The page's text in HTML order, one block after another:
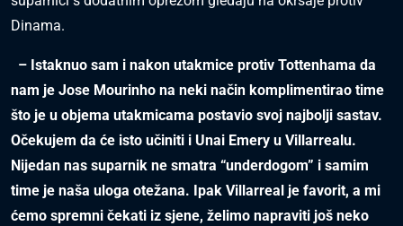
Dinama.
– Istaknuo sam i nakon utakmice protiv Tottenhama da
nam je Jose Mourinho na neki način komplimentirao time
što je u objema utakmicama postavio svoj najbolji sastav.
Očekujem da će isto učiniti i Unai Emery u Villarrealu.
Nijedan nas suparnik ne smatra “underdogom” i samim
time je naša uloga otežana. Ipak Villarreal je favorit, a mi
ćemo spremni čekati iz sjene, želimo napraviti još neko